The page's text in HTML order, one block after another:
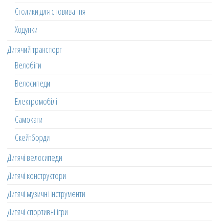
Столики для сповивання
Ходунки
Дитячий транспорт
Велобіги
Велосипеди
Електромобілі
Самокати
Скейтборди
Дитячі велосипеди
Дитячі конструктори
Дитячі музичні інструменти
Дитячі спортивні ігри